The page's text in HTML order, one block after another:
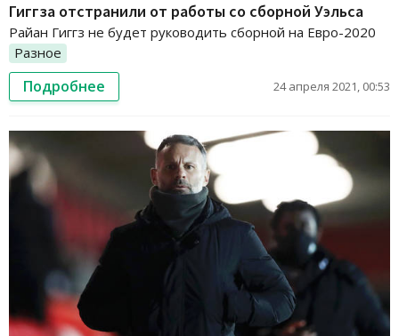
Гиггза отстранили от работы со сборной Уэльса
Райан Гиггз не будет руководить сборной на Евро-2020
Разное
Подробнее 24 апреля 2021, 00:53